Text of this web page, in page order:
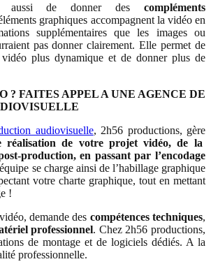
aussi de donner des compléments
graphiques accompagnent la vidéo en
supplémentaires que les images ou
pas donner clairement. Elle permet de
plus dynamique et de donner plus de
? FAITES APPEL A UNE AGENCE DE
audiovisuelle, 2h56 productions, gère
réalisation de votre projet vidéo, de la
production, en passant par l’encodage
se charge ainsi de l’habillage graphique
votre charte graphique, tout en mettant
!
demande des compétences techniques,
professionnel. Chez 2h56 productions,
de montage et de logiciels dédiés. A la
professionnelle.